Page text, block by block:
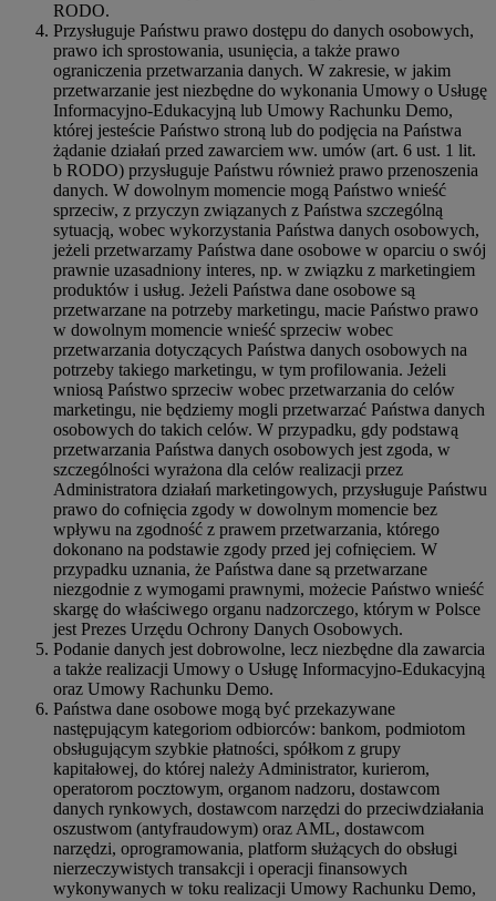
RODO.
Przysługuje Państwu prawo dostępu do danych osobowych,
prawo ich sprostowania, usunięcia, a także prawo
ograniczenia przetwarzania danych. W zakresie, w jakim
przetwarzanie jest niezbędne do wykonania Umowy o Usługę
Informacyjno-Edukacyjną lub Umowy Rachunku Demo,
której jesteście Państwo stroną lub do podjęcia na Państwa
żądanie działań przed zawarciem ww. umów (art. 6 ust. 1 lit.
b RODO) przysługuje Państwu również prawo przenoszenia
danych. W dowolnym momencie mogą Państwo wnieść
sprzeciw, z przyczyn związanych z Państwa szczególną
sytuacją, wobec wykorzystania Państwa danych osobowych,
jeżeli przetwarzamy Państwa dane osobowe w oparciu o swój
prawnie uzasadniony interes, np. w związku z marketingiem
produktów i usług. Jeżeli Państwa dane osobowe są
przetwarzane na potrzeby marketingu, macie Państwo prawo
w dowolnym momencie wnieść sprzeciw wobec
przetwarzania dotyczących Państwa danych osobowych na
potrzeby takiego marketingu, w tym profilowania. Jeżeli
wniosą Państwo sprzeciw wobec przetwarzania do celów
marketingu, nie będziemy mogli przetwarzać Państwa danych
osobowych do takich celów. W przypadku, gdy podstawą
przetwarzania Państwa danych osobowych jest zgoda, w
szczególności wyrażona dla celów realizacji przez
Administratora działań marketingowych, przysługuje Państwu
prawo do cofnięcia zgody w dowolnym momencie bez
wpływu na zgodność z prawem przetwarzania, którego
dokonano na podstawie zgody przed jej cofnięciem. W
przypadku uznania, że Państwa dane są przetwarzane
niezgodnie z wymogami prawnymi, możecie Państwo wnieść
skargę do właściwego organu nadzorczego, którym w Polsce
jest Prezes Urzędu Ochrony Danych Osobowych.
Podanie danych jest dobrowolne, lecz niezbędne dla zawarcia
a także realizacji Umowy o Usługę Informacyjno-Edukacyjną
oraz Umowy Rachunku Demo.
Państwa dane osobowe mogą być przekazywane
następującym kategoriom odbiorców: bankom, podmiotom
obsługującym szybkie płatności, spółkom z grupy
kapitałowej, do której należy Administrator, kurierom,
operatorom pocztowym, organom nadzoru, dostawcom
danych rynkowych, dostawcom narzędzi do przeciwdziałania
oszustwom (antyfraudowym) oraz AML, dostawcom
narzędzi, oprogramowania, platform służących do obsługi
nierzeczywistych transakcji i operacji finansowych
wykonywanych w toku realizacji Umowy Rachunku Demo,